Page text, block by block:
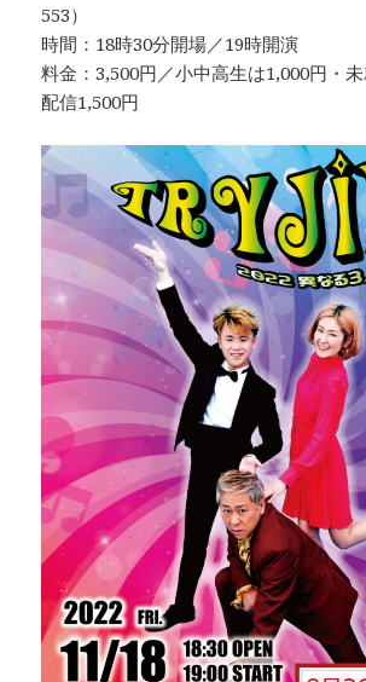
553）
時間：18時30分開場／19時開演
料金：3,500円／小中高生は1,000円・
配信1,500円